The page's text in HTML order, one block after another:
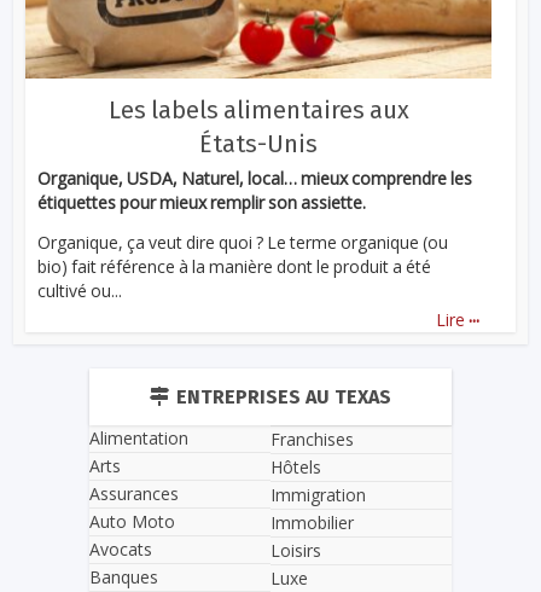
Les labels alimentaires aux
États-Unis
Organique, USDA, Naturel, local… mieux comprendre les
étiquettes pour mieux remplir son assiette.
Organique, ça veut dire quoi ? Le terme organique (ou
bio) fait référence à la manière dont le produit a été
cultivé ou...
Lire ...
ENTREPRISES AU TEXAS
Alimentation
Arts
Assurances
Auto Moto
Avocats
Banques
Franchises
Hôtels
Immigration
Immobilier
Loisirs
Luxe